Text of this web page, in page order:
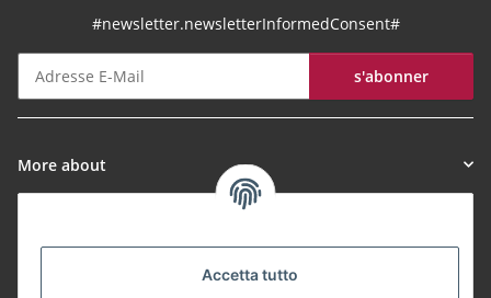
Accetta tutto
#newsletter.newsletterInformedConsent#
s'abonner
More about